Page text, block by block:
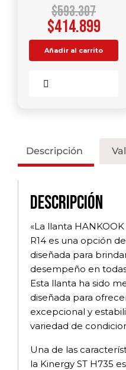
$593.307
$414.899
Añadir al carrito
Descripción
Descripción
«La llanta
R14 es una opción
diseñada para
desempeño en
Esta llanta ha sido
diseñada para
excepcional y
variedad de
Una de las
la Kinergy ST H735